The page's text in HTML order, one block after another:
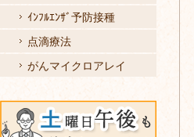
法」
ふ
ｲﾝﾌﾙｴﾝｻﾞ予防接種
点滴療法
がんマイクロアレイ